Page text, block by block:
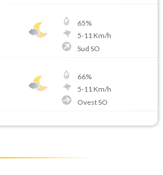
65%
5-11Km/h
Sud SO
66%
5-11Km/h
Ovest SO